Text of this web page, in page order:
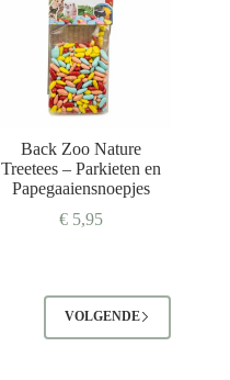
Back Zoo Nature
Treetees – Parkieten en
Papegaaiensnoepjes
€5,95
VOLGENDE